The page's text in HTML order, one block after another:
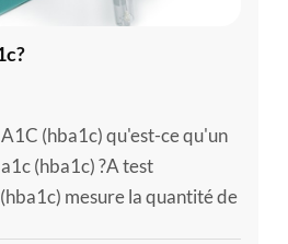
(hba1c) qu'est-ce qu'un
(hba1c) ?A test
mesure la quantité de